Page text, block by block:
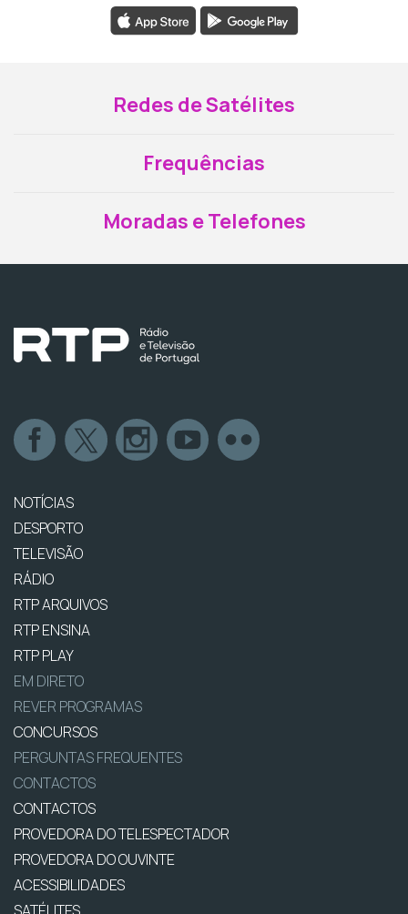
Redes de Satélites
Frequências
Moradas e Telefones
NOTÍCIAS
DESPORTO
TELEVISÃO
RÁDIO
RTP ARQUIVOS
RTP ENSINA
RTP PLAY
EM DIRETO
REVER PROGRAMAS
CONCURSOS
PERGUNTAS FREQUENTES
CONTACTOS
CONTACTOS
PROVEDORA DO TELESPECTADOR
PROVEDORA DO OUVINTE
ACESSIBILIDADES